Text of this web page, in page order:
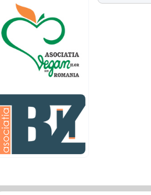
ani, privind in urma
realizez cat de multe
greseli am facut in
educatia si cresterea
ei, am fost o mama
egoista, preocupata
de implinirea
profesionala, cand ea
era mica am neglijat-
agresiva, orice
greseala era taxata cu
o palma sau pedepse.
De 4 ani am o relatie
serioasa cu un barbat
sa se manifeste o